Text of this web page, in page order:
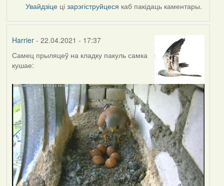
Увайдзіце цізарэгіструйцеся каб пакідаць каментары.
Harrier- 22.04.2021 - 17:37
Самец прыляцеў на кладку пакуль самка
кушае: